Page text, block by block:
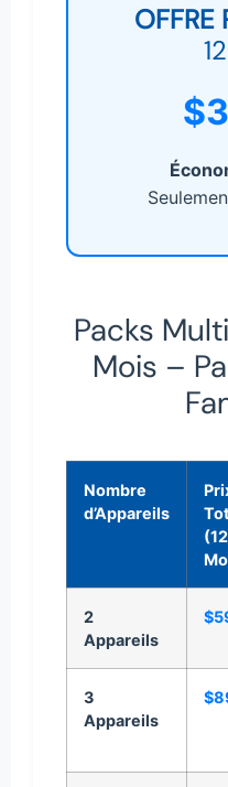
OFFRE
Packs
Mois –
Nombre
d’Appareils
(12
2
Appareils
3
Appareils